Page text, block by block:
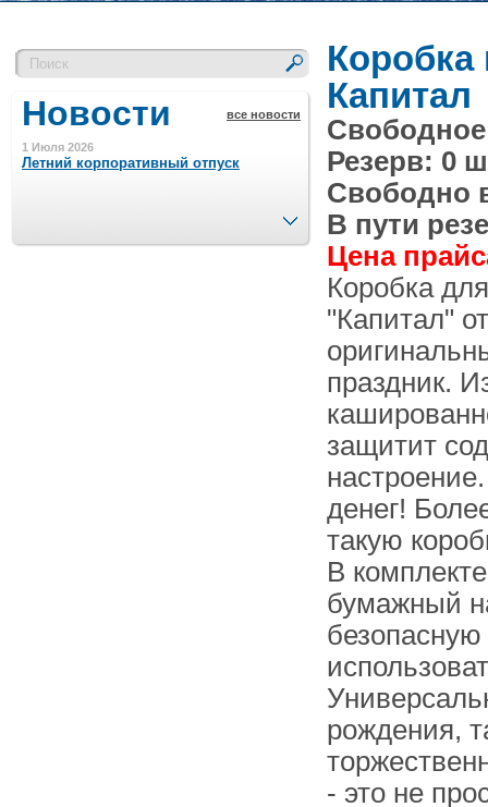
Новости все новости
1 Июля 2026
Летний корпоративный отпуск
Минимальная сумма заказа 5000 р.
След.
Коробка
Капитал
Резерв: 0
Свободно
В пути
Цена
Коробка
"Капитал"
праздник.
защитит
денег!
такую
В
бумажный
рождения,
- это не